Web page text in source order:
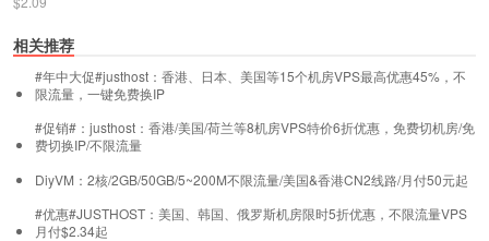
相关推荐
#年中大促#justhost：香港、日本、美国等15个机房VPS最高优惠45%，不
限流量，一键免费换IP
#促销#：justhost：香港/美国/荷兰等8机房VPS特价6折优惠，免费切机房/免
费切换IP/不限流量
DiyVM：2核/2GB/50GB/5~200M不限流量/美国&香港CN2线路/月付50元起
#优惠#JUSTHOST：美国、韩国、俄罗斯机房限时5折优惠，不限流量VPS
月付$2.34起